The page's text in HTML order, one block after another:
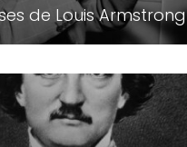
de Louis Armstrong